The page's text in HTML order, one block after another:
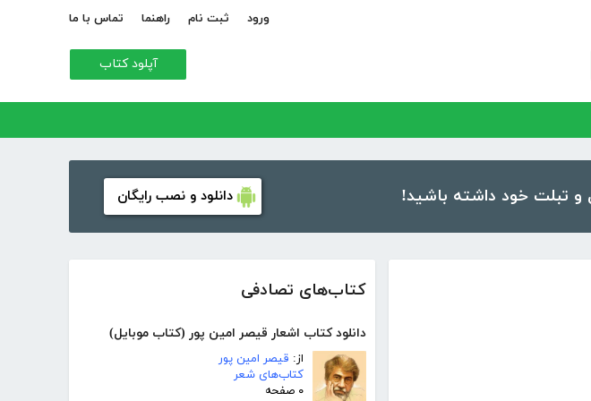
ورود ثبت نام راهنما تماس با ما
آپلود کتاب
دانلود و نصب رایگان
کتاب‌های تصادفی
دانلود کتاب اشعار قیصر امین پور (کتاب موبایل)
از: قیصر امین پور
کتاب‌های شعر
۰ صفحه